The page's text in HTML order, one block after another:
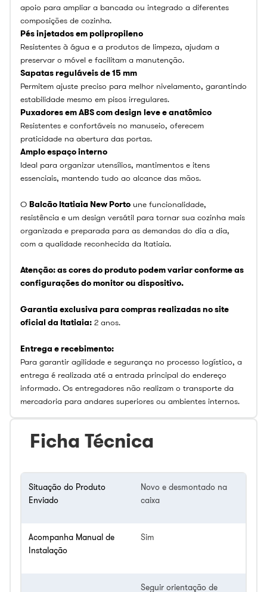
apoio para ampliar a bancada ou integrado a diferentes
composições de cozinha.
Pés injetados em polipropileno
Resistentes à água e a produtos de limpeza, ajudam a
preservar o móvel e facilitam a manutenção.
Sapatas reguláveis de 15 mm
Permitem ajuste preciso para melhor nivelamento, garantindo
estabilidade mesmo em pisos irregulares.
Puxadores em ABS com design leve e anatômico
Resistentes e confortáveis no manuseio, oferecem
praticidade na abertura das portas.
Amplo espaço interno
Ideal para organizar utensílios, mantimentos e itens
essenciais, mantendo tudo ao alcance das mãos.
O Balcão Itatiaia New Porto une funcionalidade,
resistência e um design versátil para tornar sua cozinha mais
organizada e preparada para as demandas do dia a dia,
com a qualidade reconhecida da Itatiaia.
Atenção: as cores do produto podem variar conforme as
configurações do monitor ou dispositivo.
Garantia exclusiva para compras realizadas no site
oficial da Itatiaia: 2 anos.
Entrega e recebimento:
Para garantir agilidade e segurança no processo logístico, a
entrega é realizada até a entrada principal do endereço
informado. Os entregadores não realizam o transporte da
mercadoria para andares superiores ou ambientes internos.
Ficha Técnica
Situação do Produto
Enviado
Novo e desmontado na
caixa
Acompanha Manual de
Instalação
Sim
Seguir orientação de